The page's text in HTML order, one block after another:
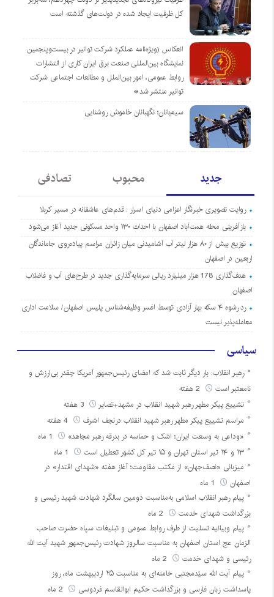
کل ظرفیت ایجاد شده در دولت‌های گذشته است
انعکاس (ویژه‌نامه عملکرد شرکت توانیر در بیست‌وپنجمین
نمایشگاه بین‌المللی صنعت برق ایران کاری از انتشارات
روابط عمومی، امور بین‌الملل و مطالعات اجتماعی شرکت
توانیر منتشر شد*
سیم‌بانان؛ نگهبانان خاموش روشنایی
جدید محبوب تصادفی
روایت تصویری خبرنگار اعزامی دنیای اسرار : قدم‌های عاشقانه در مسیر کربلا
بازآفرینی محله همت‌آباد اصفهان با احداث ۱۳۰ واحد مسکونی جدید آغاز می‌شود
توزیع بیش از ۸۰ هزار لیتر آب آشامیدنی میان زائران مراسم پیاده‌روی جاماندگان
اربعین در اصفهان
هدف‌گذاری 178 هزار میلیارد ریالی سرمایه‌گذاری جدید در طرح‌های آب و فاضلاب
اصفهان
رد رشوه ۴ سکه بهار آزادی توسط افسر وظیفه‌شناس پلیس اصفهان/ سلامت اداری
معامله‌پذیر نیست
سیاسی
رهبر انقلاب: بار دیگر ثابت شد که امضای رئیس‌جمهور آمریکا چقدر بی‌ارزش و
نامعتبر است
تشییع پیکر مطهر رهبر شهید انقلاب در مشهد+تصایر
3 هفته
مراسم تشییع پیکر مطهر رهبر شهید انقلاب درنجف اشرف
«وداعی به وسعت ایران؛ اشک و حماسه در بدرقه رهبر مجاهد»
۱۳ و ۱۴ تیر استان تهران و ۱۵ تیر کل کشور تعطیل است
میزبانی «نصف‌جهان» از مکتب مقاومت؛ آغاز هفته «شهدای اقتدار» در
اصفهان
پیام رهبر انقلاب اسلامی به‌مناسبت دومین سالگرد شهادت شهید رئیسی و
بزرگداشت شهدای خدمت
پیام وبیانیه تسلیت از طرف روابط عمومی و تبلیغات سپاه حضرت صاحب
الزمان عج استان اصفهان به مناسبت سالروز شهادت رئیس‌جمهور شهید آیت الله
رئیسی و شهدای خدمت
پیام آیت الله سیّدمجتبی خامنه‌ای به مناسبت ۲۵ اردیبهشت ماه، روز
پاسداشت زبان فارسی و بزرگداشت حکیم ابوالقاسم فردوسی